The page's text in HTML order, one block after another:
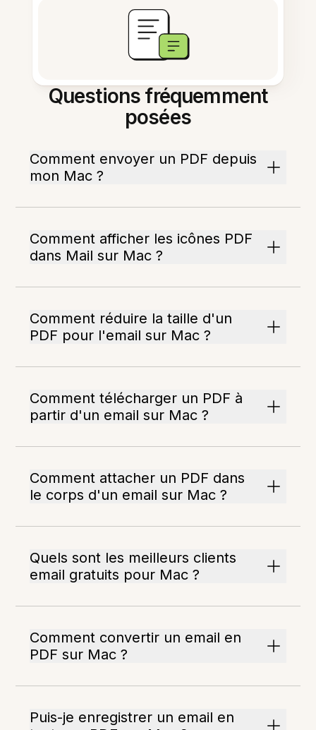
Questions fréquemment
posées
Comment envoyer un PDF depuis
mon Mac ?
Comment afficher les icônes PDF
dans Mail sur Mac ?
Comment réduire la taille d'un
PDF pour l'email sur Mac ?
Comment télécharger un PDF à
partir d'un email sur Mac ?
Comment attacher un PDF dans
le corps d'un email sur Mac ?
Quels sont les meilleurs clients
email gratuits pour Mac ?
Comment convertir un email en
PDF sur Mac ?
Puis-je enregistrer un email en